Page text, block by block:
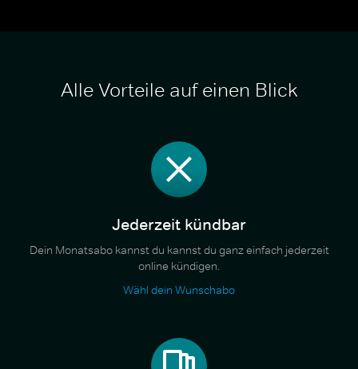
Alle Vorteile auf einen Blick
Jederzeit kündbar
Dein Monatsabo kannst du kannst du ganz einfach jederzeit
online kündigen.
Wähl dein Wunschabo